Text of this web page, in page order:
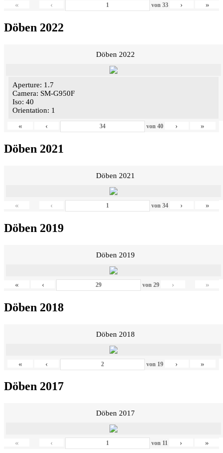
« ‹ von 33 › »
Döben 2022
Döben 2022
Aperture: 1.7
Camera: SM-G950F
Iso: 40
Orientation: 1
«
‹ von 40 › »
Döben 2021
Döben 2021
« ‹ von 34 › »
Döben 2019
Döben 2019
« ‹ von29 › »
Döben 2018
Döben 2018
« ‹ von 19 › »
Döben 2017
Döben 2017
« ‹ von 11 › »